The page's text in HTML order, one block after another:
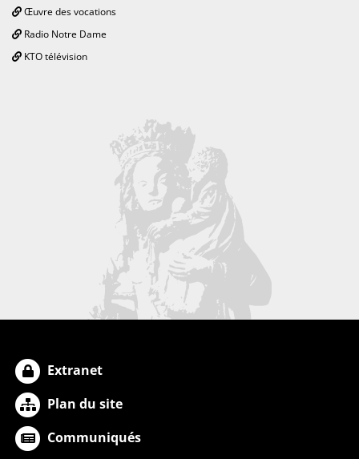
Œuvre des vocations
Radio Notre Dame
KTO télévision
Extranet
Plan du site
Communiqués